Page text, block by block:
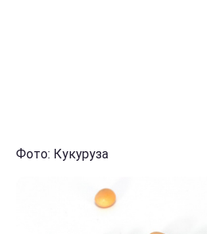
Фото: Кукуруза